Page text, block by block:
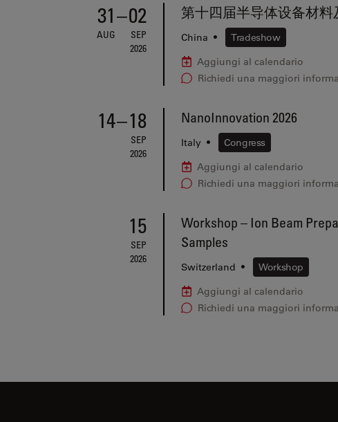
31
AUG
–02
SEP
2026
第十四届半导体设备材料
China •
Tradeshow
Aggiungi al calendario
Richiedi una maggiori
14–18
SEP
2026
NanoInnovation 2026
Italy •
Congress
Aggiungi al calendario
Richiedi una maggiori
15
SEP
2026
Workshop – Ion Beam
Samples
Switzerland •
Workshop
Aggiungi al calendario
Richiedi una maggiori